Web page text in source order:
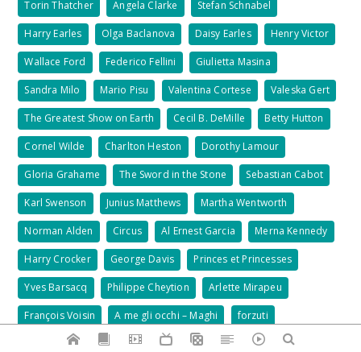
Torin Thatcher Angela Clarke Stefan Schnabel
Harry Earles Olga Baclanova Daisy Earles Henry Victor
Wallace Ford Federico Fellini Giulietta Masina
Sandra Milo Mario Pisu Valentina Cortese Valeska Gert
The Greatest Show on Earth Cecil B. DeMille Betty Hutton
Cornel Wilde Charlton Heston Dorothy Lamour
Gloria Grahame The Sword in the Stone Sebastian Cabot
Karl Swenson Junius Matthews Martha Wentworth
Norman Alden Circus Al Ernest Garcia Merna Kennedy
Harry Crocker George Davis Princes et Princesses
Yves Barsacq Philippe Cheytion Arlette Mirapeu
François Voisin A me gli occhi – Maghi forzuti
illusionisti fachiri e cinema